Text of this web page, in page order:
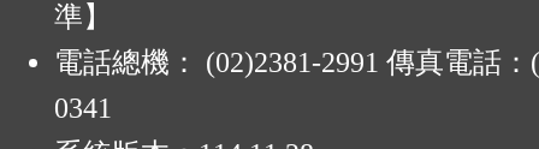
準】
電話總機： (02)2381-2991 傳真電話：
0341